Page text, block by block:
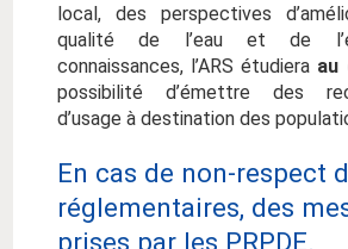
local, des perspectives
qualité de l’eau et de
connaissances, l’ARS étudiera au
possibilité d’émettre des
d’usage à destination des
En cas de non-respect
réglementaires, des
prises par les PRPDE.